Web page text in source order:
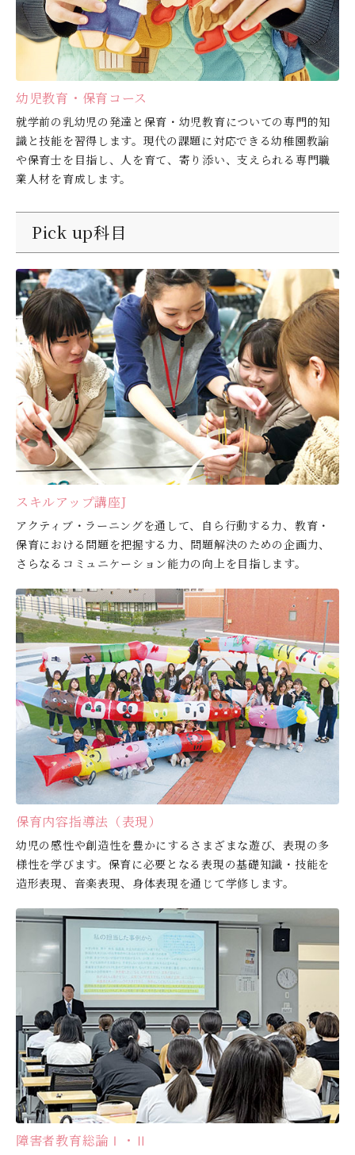
幼児教育・保育コース
就学前の乳幼児の発達と保育・幼児教育についての専門的知
識と技能を習得します。現代の課題に対応できる幼稚園教諭
や保育士を目指し、人を育て、寄り添い、支えられる専門職
業人材を育成します。
Pick up科目
スキルアップ講座J
アクティブ・ラーニングを通して、自ら行動する力、教育・
保育における問題を把握する力、問題解決のための企画力、
さらなるコミュニケーション能力の向上を目指します。
保育内容指導法（表現）
幼児の感性や創造性を豊かにするさまざまな遊び、表現の多
様性を学びます。保育に必要となる表現の基礎知識・技能を
造形表現、音楽表現、身体表現を通じて学修します。
障害者教育総論Ⅰ・Ⅱ